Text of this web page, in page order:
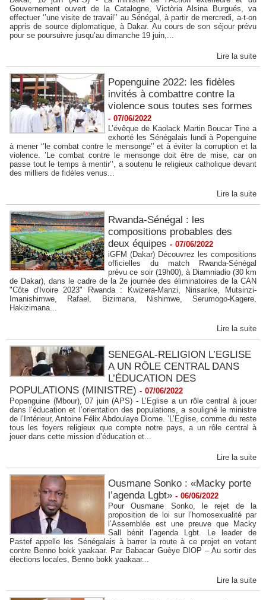
Gouvernement ouvert de la Catalogne, Victòria Alsina Burgués, va
effectuer ‘’une visite de travail’’ au Sénégal, à partir de mercredi, a-t-on
appris de source diplomatique, à Dakar. Au cours de son séjour prévu
pour se poursuivre jusqu’au dimanche 19 juin,...
Lire la suite
Popenguine 2022: les fidèles
invités à combattre contre la
violence sous toutes ses formes
- 07/06/2022
L’évêque de Kaolack Martin Boucar Tine a
exhorté les Sénégalais lundi à Popenguine
à mener ‘’le combat contre le mensonge’’ et à éviter la corruption et la
violence. ’Le combat contre le mensonge doit être de mise, car on
passe tout le temps à mentir’’, a soutenu le religieux catholique devant
des milliers de fidèles venus...
Lire la suite
Rwanda-Sénégal : les
compositions probables des
deux équipes - 07/06/2022
iGFM (Dakar) Découvrez les compositions
officielles du match Rwanda-Sénégal
prévu ce soir (19h00), à Diamniadio (30 km
de Dakar), dans le cadre de la 2e journée des éliminatoires de la CAN
"Côte d'Ivoire 2023" Rwanda : Kwizera-Manzi, Nirisarike, Mutsinzi-
Imanishimwe, Rafael, Bizimana, Nishimwe, Serumogo-Kagere,
Hakizimana...
Lire la suite
SENEGAL-RELIGION L’EGLISE
A UN RÔLE CENTRAL DANS
L’ÉDUCATION DES
POPULATIONS (MINISTRE) - 07/06/2022
Popenguine (Mbour), 07 juin (APS) - L’Eglise a un rôle central à jouer
dans l’éducation et l’orientation des populations, a souligné le ministre
de l’Intérieur, Antoine Félix Abdoulaye Diome. ’L’Eglise, comme du reste
tous les foyers religieux que compte notre pays, a un rôle central à
jouer dans cette mission d’éducation et...
Lire la suite
Ousmane Sonko : «Macky porte
l’agenda Lgbt» - 06/06/2022
Pour Ousmane Sonko, le rejet de la
proposition de loi sur l’homosexualité par
l’Assemblée est une preuve que Macky
Sall bénit l’agenda Lgbt. Le leader de
Pastef appelle les Sénégalais à barrer la route à ce projet en votant
contre Benno bokk yaakaar. Par Babacar Guèye DIOP – Au sortir des
élections locales, Benno bokk yaakaar...
Lire la suite